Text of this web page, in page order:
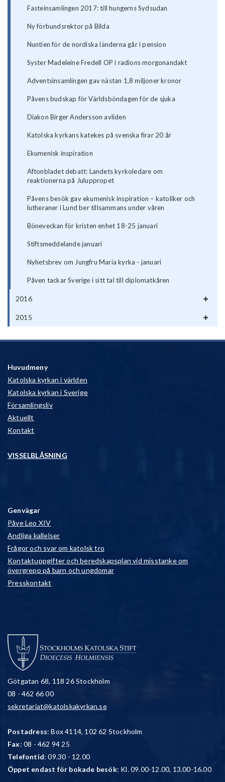
Fasteinsamlingen 2017: till hungerns Sydsudan
Ny förbundsrektor på Bilda
Nuntien för de nordiska länderna går i pension
Syster Madeleine Fredell OP i radions morgonandakt
Adventsinsamlingen gav nästan 1,8 miljoner kronor
Påvens budskap för Världsböndagen för de sjuka
Diakon Birger Andersson avliden
Katolska kyrkans katekes på svenska firar 20 år
Ekumenisk inspiration
Aftonbladet debatt: Landets kyrkoledare om
reaktionerna på Juluppropet
Påvens besök gav ekumenisk inspiration – katoliker och
lutheraner i Lund ber tillsammans under våren
Böneveckan för kristen enhet 18-25 januari
Stiftsmeddelande januari
Nyhetsbrev om Jungfru Maria kyrka - januari
Påven tackar Sverige i sitt tal till diplomatkåren
2016
2015
Huvudmeny
Katolska kyrkan i världen
Katolska kyrkan i Sverige
Församlingsliv
Aktuellt
Kontakt
VISSELBLÅSNING
Genvägar
Påve Leo XIV
Andliga kallelser
Frågor och svar om katolsk tro
Kontaktuppgifter och beredskapsplan vid misstanke om
övergrepp på barn och ungdomar
Presskontakt
Götgatan 68, 118 26 Stockholm
08 - 462 66 00
sekretariat@katolskakyrkan.se
Postadress: Box 4114, 102 62 Stockholm
Fax: 08 - 462 94 25
Telefontid: 09.30 - 12.00
Öppet endast för bokade besök: Kl. 09.00-12.00, 13.00-16.00